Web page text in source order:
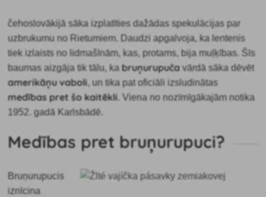
čehoslovākijā sāka izplatīties dažādasspekulācijas par
uzbrukumu no Rietumiem. Daudzi apgalvoja, ka lentenis
tiek izlaists no lidmašīnām, kas, protams, bija muļķības. Šīs
baumas aizgāja tik tālu, ka bruņurupuča vārdā sāka dēvēt
amerikāņu vaboli, un tika pat oficiāli izsludinātas
medības pret šo kaitēkli. Viena no nozīmīgākajām notika
1952. gadā Karlsbādē.
Medības pret bruņurupuci?
Bruņurupucis
iznīcina